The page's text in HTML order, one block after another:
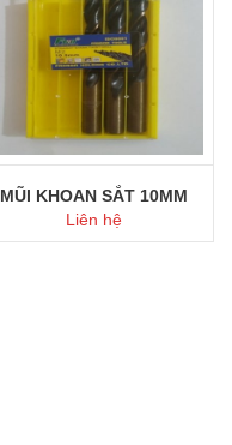
MŨI KHOAN SẮT 10MM
Liên hệ